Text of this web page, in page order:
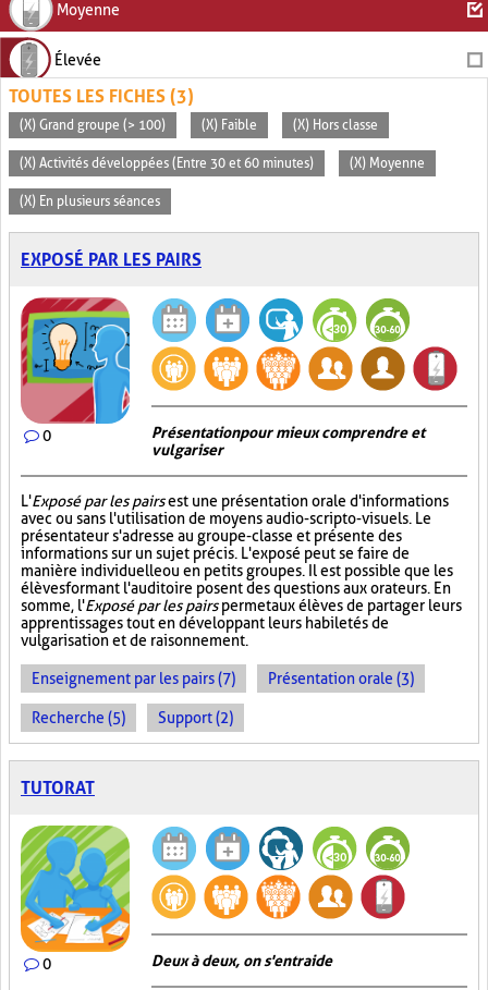
Moyenne
Élevée
TOUTES LES FICHES (3)
(X) Grand groupe (> 100) (X) Faible (X) Hors classe
(X) Activités développées (Entre 30 et 60 minutes) (X) Moyenne
(X) En plusieurs séances
EXPOSÉ PAR LES PAIRS
0
Présentation pour mieux comprendre et
vulgariser
L'Exposé par les pairsest une présentation orale d'informations
avec ou sans l'utilisation de moyens audio-scripto-visuels. Le
présentateur s'adresse au groupe-classe et présente des
informations sur un sujet précis. L'exposé peut se faire de
manière individuelle ou en petits groupes. Il est possible que les
élèves formant l'auditoire posent des questions aux orateurs. En
somme, l'Exposé par les pairspermet aux élèves de partager leurs
apprentissages tout en développant leurs habiletés de
vulgarisation et de raisonnement.
Enseignement par les pairs (7) Présentation orale (3)
Recherche (5) Support (2)
TUTORAT
0 Deux à deux, on s'entraide